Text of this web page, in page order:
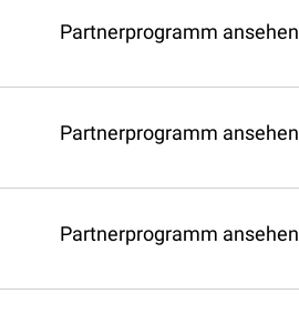
Partnerprogramm ansehen
Partnerprogramm ansehen
Partnerprogramm ansehen